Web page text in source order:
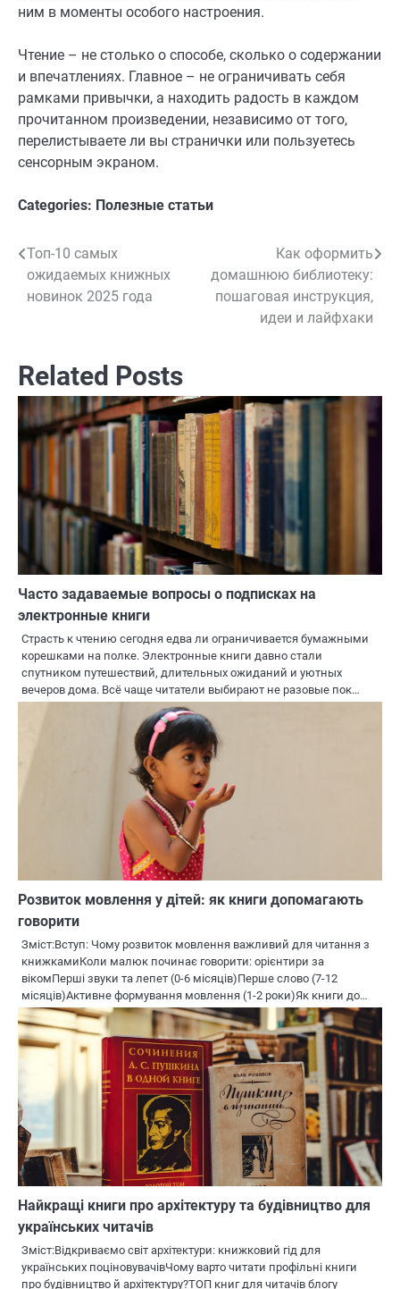
ним в моменты особого настроения.
Чтение – не столько о способе, сколько о содержании
и впечатлениях. Главное – не ограничивать себя
рамками привычки, а находить радость в каждом
прочитанном произведении, независимо от того,
перелистываете ли вы странички или пользуетесь
сенсорным экраном.
Categories: Полезные статьи
Навигация
по
Топ-10 самых
ожидаемых книжных
новинок 2025 года
Как оформить
домашнюю библиотеку:
пошаговая инструкция,
идеи и лайфхаки
Related Posts
Часто задаваемые вопросы о подписках на
электронные книги
Страсть к чтению сегодня едва ли ограничивается бумажными
корешками на полке. Электронные книги давно стали
спутником путешествий, длительных ожиданий и уютных
вечеров дома. Всё чаще читатели выбирают не разовые пок…
Розвиток мовлення у дітей: як книги допомагають
говорити
Зміст:Вступ: Чому розвиток мовлення важливий для читання з
книжкамиКоли малюк починає говорити: орієнтири за
вікомПерші звуки та лепет (0-6 місяців)Перше слово (7-12
місяців)Активне формування мовлення (1-2 роки)Як книги до…
Найкращі книги про архітектуру та будівництво для
українських читачів
Зміст:Відкриваємо світ архітектури: книжковий гід для
українських поціновувачівЧому варто читати профільні книги
про будівництво й архітектуру?ТОП книг для читачів блогу